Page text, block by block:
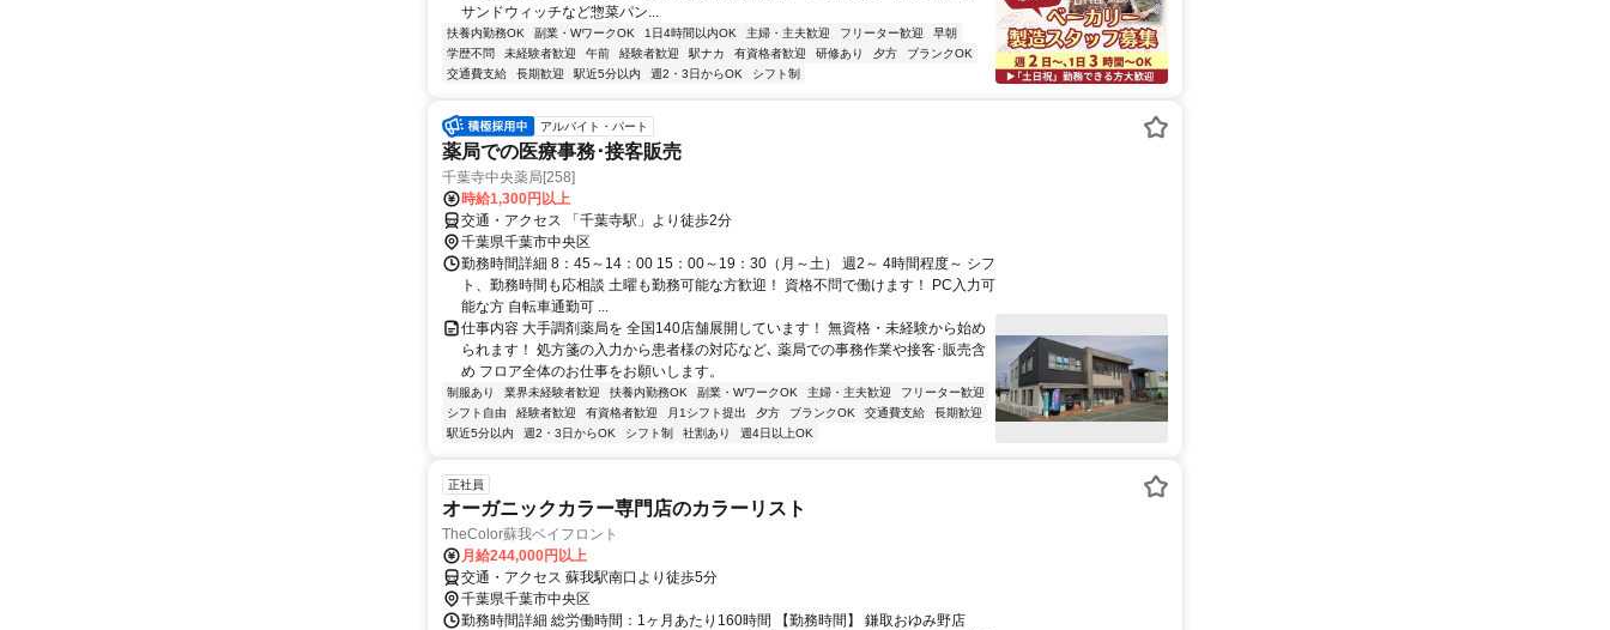
サンドウィッチなど惣菜パン...
扶養内勤務OK 副業・WワークOK 1日4時間以内OK 主婦・主夫歓迎 フリーター歓迎
早朝
学歴不問
未経験者歓迎 午前 経験者歓迎 駅ナカ 有資格者歓迎 研修あり 夕方
ブランクOK
交通費支給
長期歓迎 駅近5分以内 週2・3日からOK シフト制
アルバイト・パート
薬局での医療事務･接客販売
千葉寺中央薬局[258]
時給1,300円以上
交通・アクセス 「千葉寺駅」より徒歩2分
千葉県千葉市中央区
勤務時間詳細 8：45～14：00 15：00～19：30（月～土） 週2～ 4時間程度～ シフ
ト、勤務時間も応相談 土曜も勤務可能な方歓迎！ 資格不問で働けます！ PC入力可
能な方 自転車通勤可 ...
仕事内容 大手調剤薬局を 全国140店舗展開しています！ 無資格・未経験から始め
られます！ 処方箋の入力から患者様の対応など､ 薬局での事務作業や接客･販売含
め フロア全体のお仕事をお願いします。
制服あり 業界未経験者歓迎 扶養内勤務OK 副業・WワークOK 主婦・主夫歓迎
フリーター歓迎
シフト自由
経験者歓迎 有資格者歓迎 月1シフト提出 夕方 ブランクOK 交通費支給
長期歓迎
駅近5分以内
週2・3日からOK シフト制 社割あり 週4日以上OK
正社員
オーガニックカラー専門店のカラーリスト
TheColor蘇我ベイフロント
月給244,000円以上
交通・アクセス 蘇我駅南口より徒歩5分
千葉県千葉市中央区
勤務時間詳細 総労働時間：1ヶ月あたり160時間 【勤務時間】 鎌取おゆみ野店